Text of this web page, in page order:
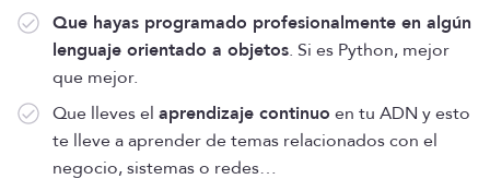
Que hayas programado profesionalmente en algún
lenguaje orientado a objetos. Si es Python, mejor
que mejor.
Que lleves el aprendizaje continuo en tu ADN y esto
te lleve a aprender de temas relacionados con el
negocio, sistemas o redes…